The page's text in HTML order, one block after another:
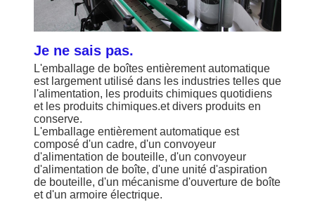
Je ne sais pas.
L'emballage de boîtes entièrement automatique
est largement utilisé dans les industries telles que
l'alimentation, les produits chimiques quotidiens
et les produits chimiques.et divers produits en
conserve.
L'emballage entièrement automatique est
composé d'un cadre, d'un convoyeur
d'alimentation de bouteille, d'un convoyeur
d'alimentation de boîte, d'une unité d'aspiration
de bouteille, d'un mécanisme d'ouverture de boîte
et d'un armoire électrique.